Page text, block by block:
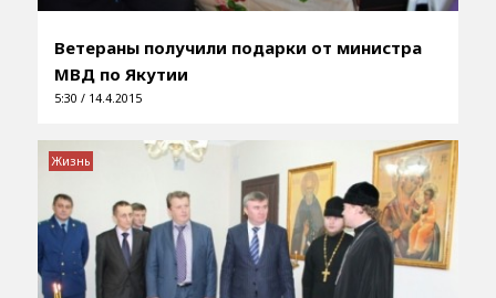
Ветераны получили подарки от министра
МВД по Якутии
5:30 / 14.4.2015
Жизнь